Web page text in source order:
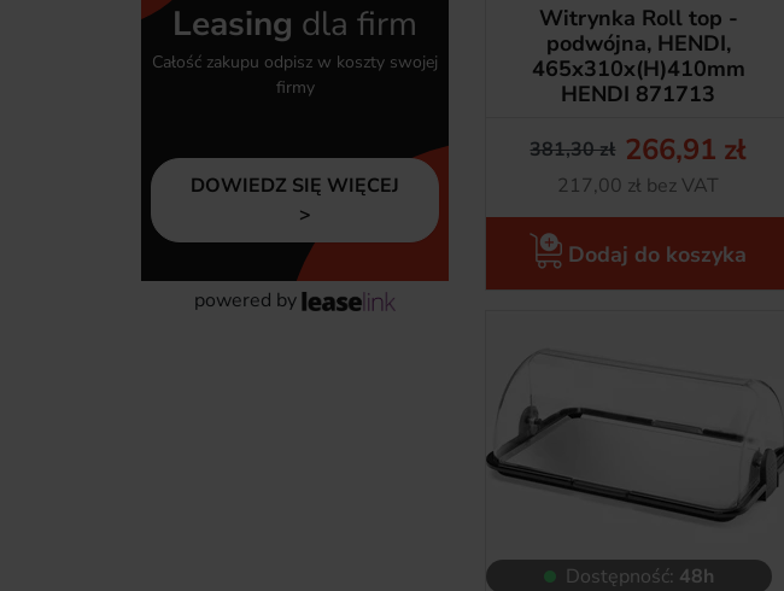
Leasing dla firm
Całość zakupu odpisz w koszty swojej
firmy
DOWIEDZ SIĘ WIĘCEJ
powered by
Witrynka Roll top -
podwójna, HENDI,
465x310x(H)410mm
HENDI 871713
Cena podstawowa
381,30 zł Cena
266,91 zł
Netto
217,00 zł bez VAT
Dodaj do koszyka
Dostępność: 48h